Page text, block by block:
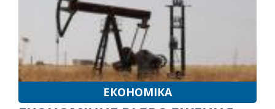
ЕКОНОМІКА